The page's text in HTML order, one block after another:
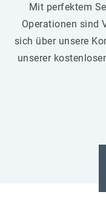
Mit perfektem
Operationen sind
sich über unsere
unserer